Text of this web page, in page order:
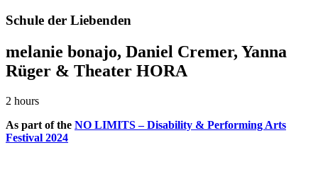
Schule der Liebenden
melanie bonajo, Daniel Cremer, Yanna
Rüger & Theater HORA
2 hours
As part of the NO LIMITS – Disability & Performing Arts
Festival 2024